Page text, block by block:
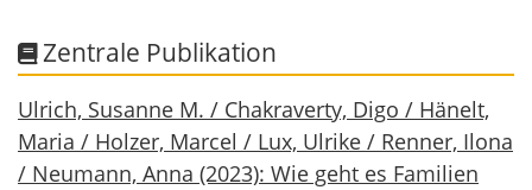
Zentrale Publikation
Ulrich, Susanne M. / Chakraverty, Digo / Hänelt,
Maria / Holzer, Marcel / Lux, Ulrike / Renner, Ilona
/ Neumann, Anna (2023): Wie geht es Familien